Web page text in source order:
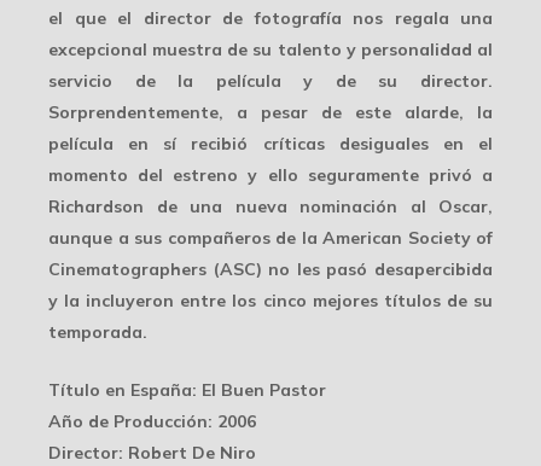
el que el director de fotografía nos regala una
excepcional muestra de su talento y personalidad al
servicio de la película y de su director.
Sorprendentemente, a pesar de este alarde, la
película en sí recibió críticas desiguales en el
momento del estreno y ello seguramente privó a
Richardson de una nueva nominación al Oscar,
aunque a sus compañeros de la American Society of
Cinematographers (ASC) no les pasó desapercibida
y la incluyeron entre los cinco mejores títulos de su
temporada.
Título en España: El Buen Pastor
Año de Producción: 2006
Director: Robert De Niro